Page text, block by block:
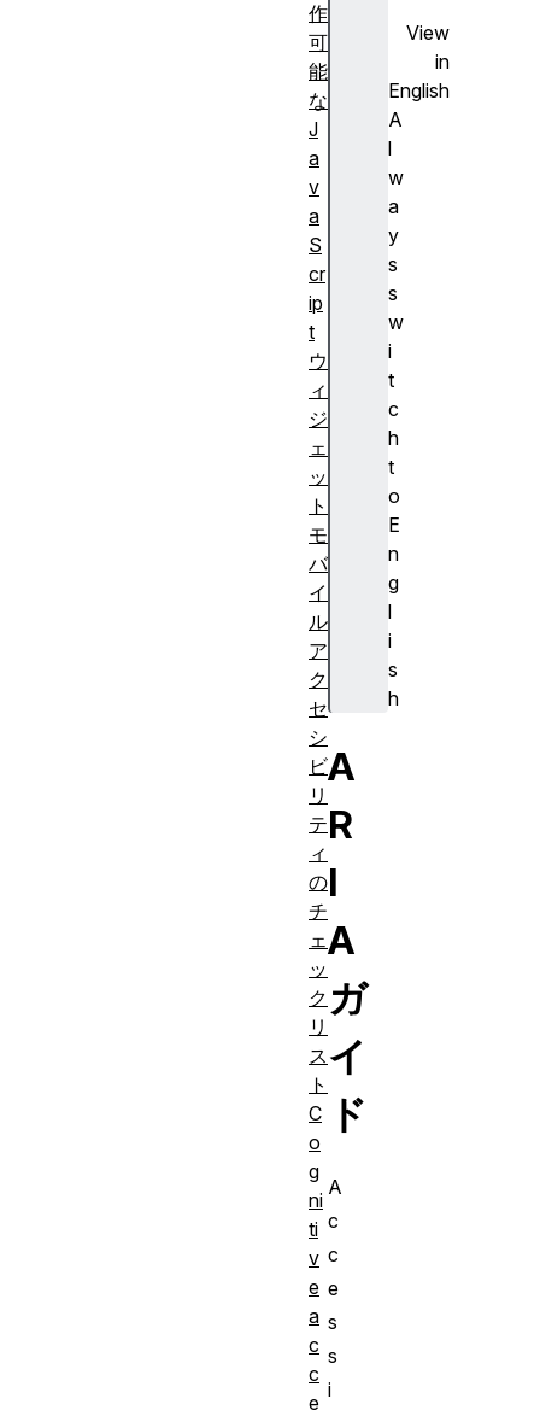
View
in
English
A
l
w
a
y
s
s
w
i
t
c
h
t
o
E
n
g
l
i
s
h
A
R
I
A
ガ
イ
ド
A
c
c
e
s
s
i
作
可
能
な
J
a
v
a
S
cr
ip
t
ウ
ィ
ジ
ェ
ッ
ト
モ
バ
イ
ル
ア
ク
セ
シ
ビ
リ
テ
ィ
の
チ
ェ
ッ
ク
リ
ス
ト
C
o
g
ni
ti
v
e
a
c
c
e